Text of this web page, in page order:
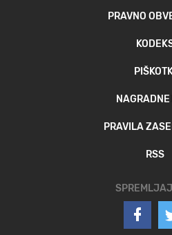
PRAVNO
NAGRADNE
PRAVILA
RSS